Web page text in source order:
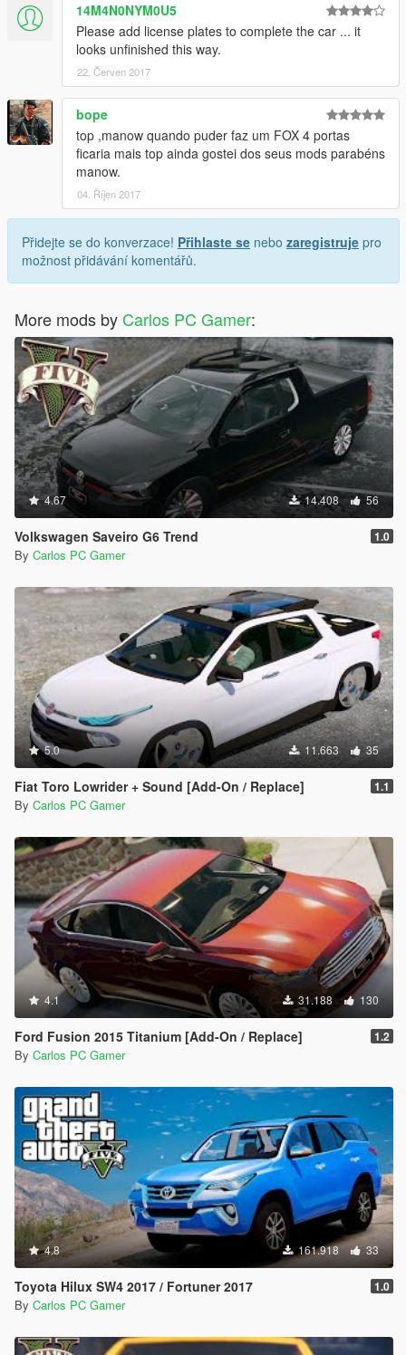
14M4N0NYM0U5
Please add license plates to complete the car ... it
looks unfinished this way.
22. Červen 2017
bope
top ,manow quando puder faz um FOX 4 portas
ficaria mais top ainda gostei dos seus mods parabéns
manow.
04. Říjen 2017
Přidejte se do konverzace! Přihlaste se nebo zaregistruje pro
možnost přidávání komentářů.
More mods by Carlos PC Gamer:
4.67 14.408 56
Volkswagen Saveiro G6 Trend 1.0
By Carlos PC Gamer
5.0 11.663 35
Fiat Toro Lowrider + Sound [Add-On / Replace] 1.1
By Carlos PC Gamer
4.1 31.188 130
Ford Fusion 2015 Titanium [Add-On / Replace] 1.2
By Carlos PC Gamer
4.8 161.918 33
Toyota Hilux SW4 2017 / Fortuner 2017 1.0
By Carlos PC Gamer